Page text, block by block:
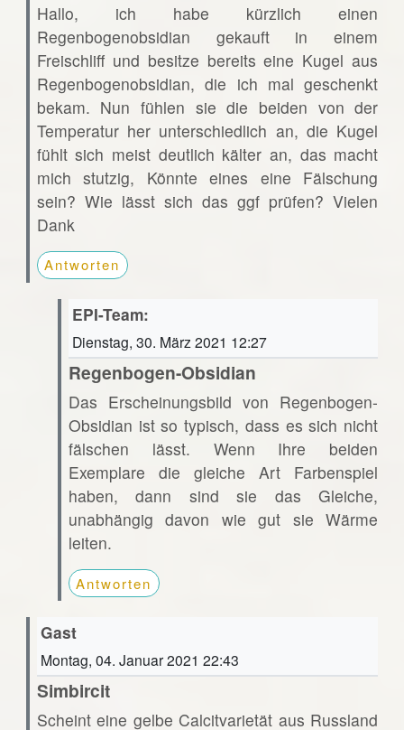
Hallo, ich habe kürzlich einen
Regenbogenobsidian gekauft in einem
Freischliff und besitze bereits eine Kugel aus
Regenbogenobsidian, die ich mal geschenkt
bekam. Nun fühlen sie die beiden von der
Temperatur her unterschiedlich an, die Kugel
fühlt sich meist deutlich kälter an, das macht
mich stutzig, Könnte eines eine Fälschung
sein? Wie lässt sich das ggf prüfen? Vielen
Dank
Antworten
EPI-Team:
Dienstag, 30. März 2021 12:27
Regenbogen-Obsidian
Das Erscheinungsbild von Regenbogen-
Obsidian ist so typisch, dass es sich nicht
fälschen lässt. Wenn Ihre beiden
Exemplare die gleiche Art Farbenspiel
haben, dann sind sie das Gleiche,
unabhängig davon wie gut sie Wärme
leiten.
Antworten
Gast
Montag, 04. Januar 2021 22:43
Simbircit
Scheint eine gelbe Calcitvarietät aus Russland